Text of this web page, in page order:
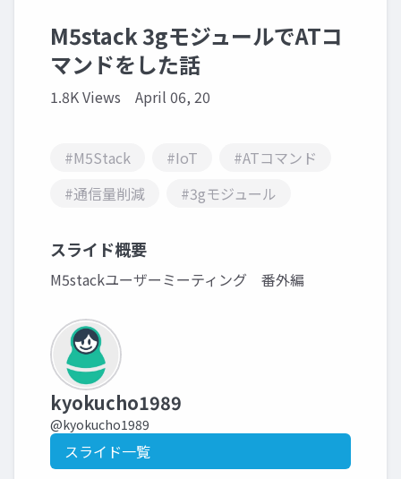
M5stack 3gモジュールでATコ
マンドをした話
1.8K Views April 06, 20
#M5Stack #IoT
#ATコマンド
#通信量削減
#3gモジュール
スライド概要
M5stackユーザーミーティング 番外編
kyokucho1989
@kyokucho1989
スライド一覧